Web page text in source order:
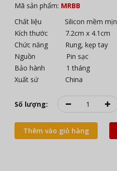
Mã sản phẩm: MRBB
Chất liệu Silicon mềm mịn
Kích thước 7.2cm x 4.1cm
Chức năng Rung, kẹp tay
Nguồn Pin sạc
Bảo hành 1 tháng
Xuất sứ China
Số lượng:
Thêm vào giỏ hàng